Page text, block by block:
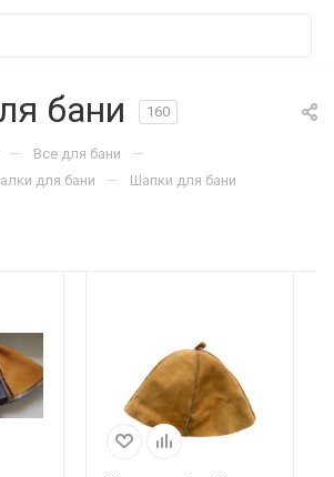
бани 160
— Все для бани —
для бани — Шапки для бани